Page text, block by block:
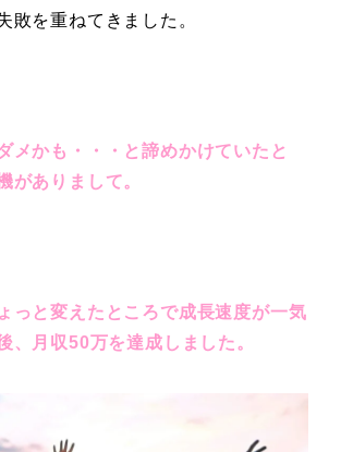
敗を重ねてきました。
メかも・・・と諦めかけていたと
がありまして。
っと変えたところで成長速度が一気
、月収50万を達成しました。